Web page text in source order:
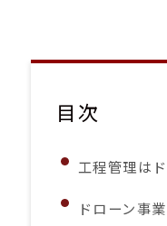
目次
工程管理は
ドローン事